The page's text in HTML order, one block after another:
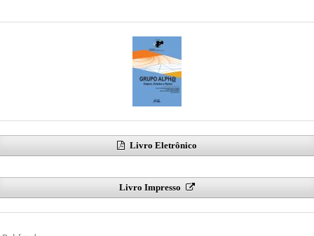
Livro Eletrônico
Livro Impresso